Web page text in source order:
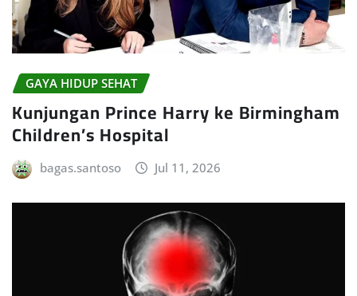
GAYA HIDUP SEHAT
Kunjungan Prince Harry ke Birmingham
Children’s Hospital
bagas.santoso Jul 11, 2026